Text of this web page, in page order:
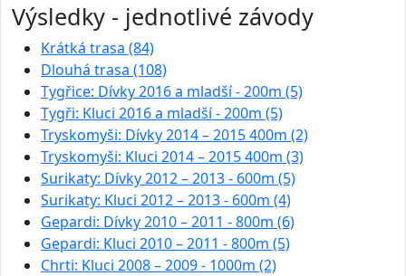
Výsledky - jednotlivé závody
Krátká trasa (84)
Dlouhá trasa (108)
Tygřice: Dívky 2016 a mladší - 200m (5)
Tygři: Kluci 2016 a mladší - 200m (5)
Tryskomyši: Dívky 2014 – 2015 400m (2)
Tryskomyši: Kluci 2014 – 2015 400m (3)
Surikaty: Dívky 2012 – 2013 - 600m (5)
Surikaty: Kluci 2012 – 2013 - 600m (4)
Gepardi: Dívky 2010 – 2011 - 800m (6)
Gepardi: Kluci 2010 – 2011 - 800m (5)
Chrti: Kluci 2008 – 2009 - 1000m (2)